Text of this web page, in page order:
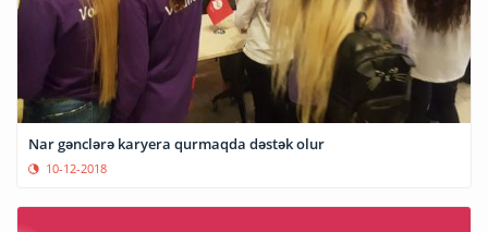
Nar gənclərə karyera qurmaqda dəstək olur
10-12-2018